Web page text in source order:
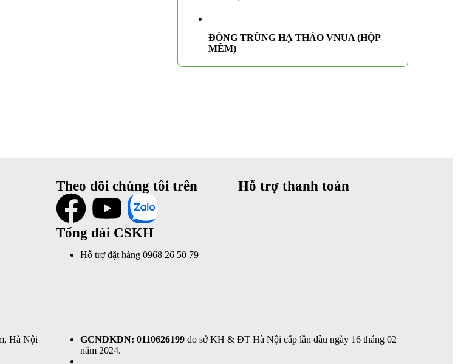
ĐÔNG TRÙNG HẠ THẢO VNUA (HỘP
MỀM)
Theo dõi chúng tôi trên
Tổng đài CSKH
Hỗ trợ đặt hàng 0968 26 50 79
Hỗ trợ thanh toán
Hà Nội
GCNDKDN: 0110626199 do sở KH & ĐT Hà Nội cấp lần đầu ngày 16 tháng 02
năm 2024.